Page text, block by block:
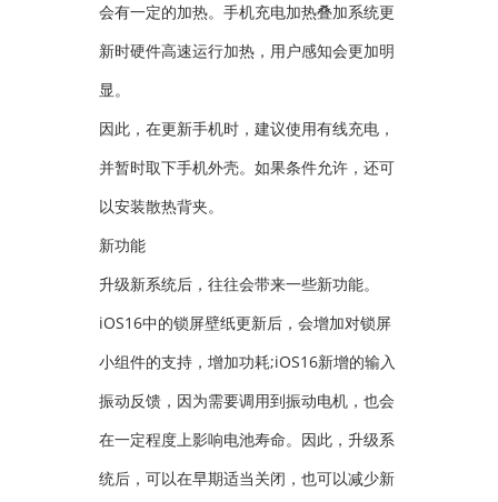
会有一定的加热。手机充电加热叠加系统更
新时硬件高速运行加热，用户感知会更加明
显。
因此，在更新手机时，建议使用有线充电，
并暂时取下手机外壳。如果条件允许，还可
以安装散热背夹。
新功能
升级新系统后，往往会带来一些新功能。
iOS16中的锁屏壁纸更新后，会增加对锁屏
小组件的支持，增加功耗;iOS16新增的输入
振动反馈，因为需要调用到振动电机，也会
在一定程度上影响电池寿命。因此，升级系
统后，可以在早期适当关闭，也可以减少新